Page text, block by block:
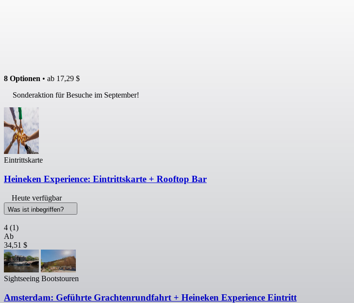
8 Optionen • ab 17,29 $
Sonderaktion für Besuche im September!
Eintrittskarte
Heineken Experience: Eintrittskarte + Rooftop Bar
Heute verfügbar
Was ist inbegriffen?
4 (1)
Ab
34,51 $
Sightseeing Bootstouren
Amsterdam: Geführte Grachtenrundfahrt + Heineken Experience Eintritt